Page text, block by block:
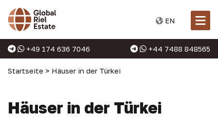
EN
+49 174 636 7046 +44 7488 848565
Startseite > Häuser in der Türkei
Häuser in der Türkei